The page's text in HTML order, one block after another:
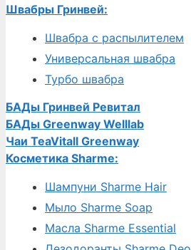
Швабры Гринвей:
Швабра с распылителем
Универсальная швабра
Турбо швабра
БАДы Гринвей Ревитал
БАДы Greenway Welllab
Чаи TeaVitall Greenway
Косметика Sharme:
Шампуни Sharme Hair
Мыло Sharme Soap
Масла Sharme Essential